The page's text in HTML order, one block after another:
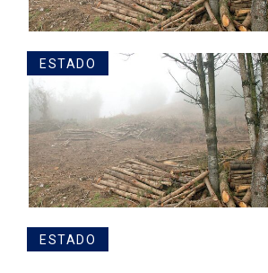
ESTADO
ESTADO